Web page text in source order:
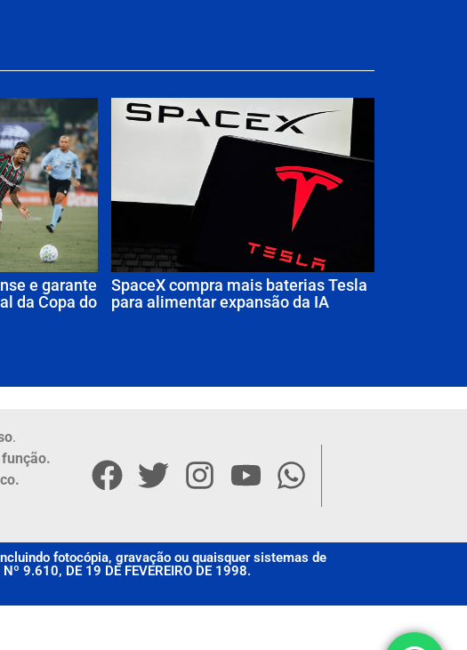
e garante
da Copa do
SpaceX compra mais baterias Tesla
para alimentar expansão da IA
.
fotocópia, gravação ou quaisquer sistemas de
9.610, DE 19 DE FEVEREIRO DE 1998.